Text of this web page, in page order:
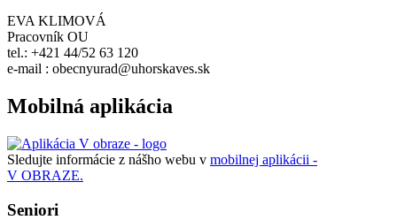
EVA KLIMOVÁ
Pracovník OU
tel.: +421 44/52 63 120
e-mail : obecnyurad@uhorskaves.sk
Mobilná aplikácia
Sledujte informácie z nášho webu v mobilnej aplikácii -
V OBRAZE.
Seniori